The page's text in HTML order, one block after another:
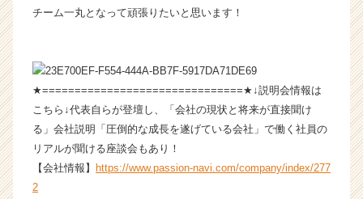
チーム一丸となって頑張りたいと思います！
★===============================★↓説明会情報は
こちら↓代表自らが登壇し、「会社の現状と将来が直接聞け
る」会社説明「圧倒的な成長を遂げている会社」で働く社員の
リアルが聞ける座談会もあり！
【会社情報】
https://www.passion-navi.com/company/index/277
2